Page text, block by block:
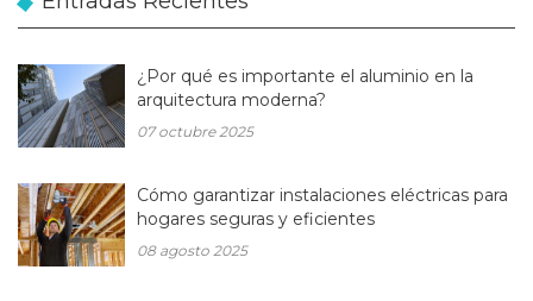
¿Por qué es importante el aluminio en la
arquitectura moderna?
07 octubre 2025
Cómo garantizar instalaciones eléctricas para
hogares seguras y eficientes
08 agosto 2025